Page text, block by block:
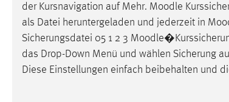
der Kursnavigation auf Mehr. Moodle
als Datei heruntergeladen und jederzeit in
Sicherungsdatei 05 1 2 3 Moodle
das Drop-Down Menü und wählen Sicherung
Diese Einstellungen einfach beibehalten und
Vimeo